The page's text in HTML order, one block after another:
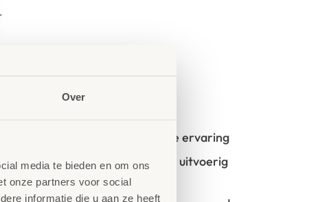
Over
media te bieden en om ons
onze partners voor social
informatie die u aan ze heeft
start vanuit uw idee en onze ervaring
en kinderopvangmeubilair is uitvoerig
GS- en TÜV-keuringen